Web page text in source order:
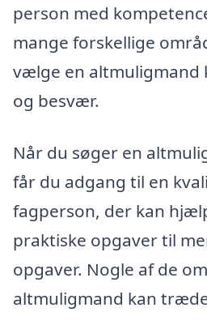
person med
mange forskellige
vælge en altmuligmand
og besvær.
Når du søger en
får du adgang til en
fagperson, der kan
praktiske opgaver til
opgaver. Nogle af de
altmuligmand kan